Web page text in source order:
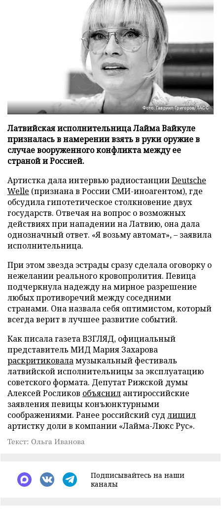
Фото: Гавриил Григоров/ТАСС
Латвийская исполнительница Лайма Вайкуле
призналась в намерении взять в руки оружие в
случае вооруженного конфликта между ее
страной и Россией.
Артистка дала интервью радиостанцииDeutsche
Welle (признана в России СМИ-иноагентом), где
обсудила гипотетическое столкновение двух
государств. Отвечая на вопрос о возможных
действиях при нападении на Латвию, она дала
однозначный ответ. «Я возьму автомат», – заявила
исполнительница.
При этом звезда эстрады сразу сделала оговорку о
нежелании реального кровопролития. Певица
подчеркнула надежду на мирное разрешение
любых противоречий между соседними
странами. Она назвала себя оптимистом, который
всегда верит в лучшее развитие событий.
Как писала газета ВЗГЛЯД, официальный
представитель МИД Мария Захарова
раскритиковаламузыкальный фестиваль
латвийской исполнительницы за эксплуатацию
советского формата. Депутат Рижской думы
Алексей Росликов объяснил антироссийские
заявления певицы конъюнктурными
соображениями. Ранее российский суд лишил
артистку доли в компании «Лайма-Люкс Рус».
Текст: Ольга Иванова
Подписывайтесь на наши
каналы